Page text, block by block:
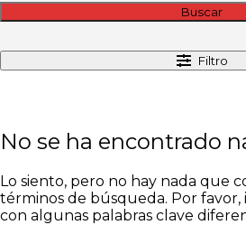
Buscar
Filtro
No se ha encontrado
Lo siento, pero no hay nada que
términos de búsqueda. Por
con algunas palabras clave